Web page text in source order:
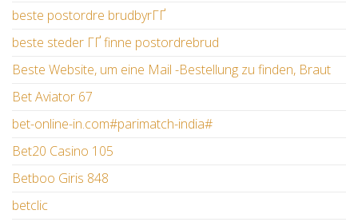
beste postordre brudbyrГҐ
beste steder ГҐ finne postordrebrud
Beste Website, um eine Mail -Bestellung zu finden, Braut
Bet Aviator 67
bet-online-in.com#parimatch-india#
Bet20 Casino 105
Betboo Giris 848
betclic